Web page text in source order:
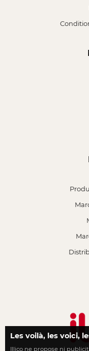
Le local
Les voilà, les voici,
Illico ne propose ni